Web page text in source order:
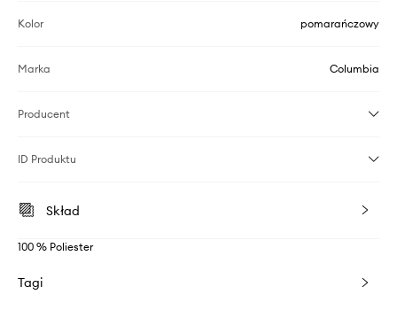
Kolor pomarańczowy
Marka Columbia
Producent
ID Produktu
Skład
100 % Poliester
Tagi